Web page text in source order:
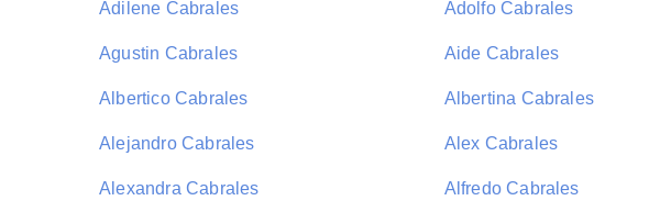
Adilene Cabrales Adolfo Cabrales
Agustin Cabrales Aide Cabrales
Albertico Cabrales Albertina Cabrales
Alejandro Cabrales Alex Cabrales
Alexandra Cabrales Alfredo Cabrales